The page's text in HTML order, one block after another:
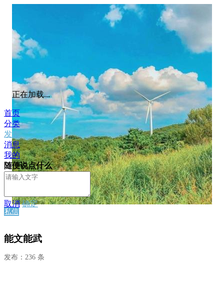
私信
能文能武
发布：236 条
正在加载...
首页
分类
发布
消息
我的
随便说点什么
取消 确定